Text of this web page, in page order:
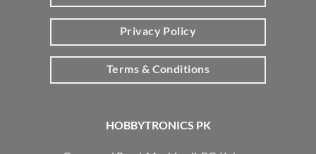
HOBBYTRONICS PK
Privacy Policy
Terms & Conditions